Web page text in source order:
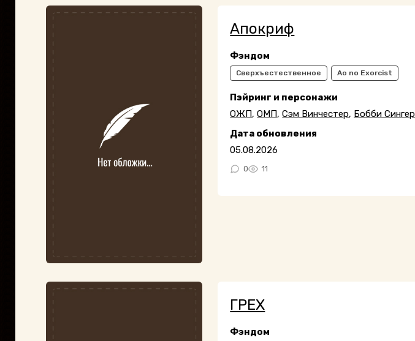
Апокриф
Фэндом
Сверхъестественное Ao no Exorcist
Пэйринг и персонажи
ОЖП,ОМП,Сэм Винчестер, Бобби Сингер
Дата обновления
05.08.2026
0 11
ГРЕХ
Фэндом